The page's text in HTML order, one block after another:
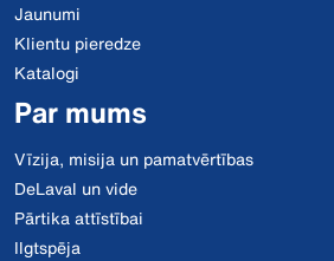
Jaunumi
Klientu pieredze
Katalogi
Par mums
Vīzija, misija un pamatvērtības
DeLaval un vide
Pārtika attīstībai
Ilgtspēja